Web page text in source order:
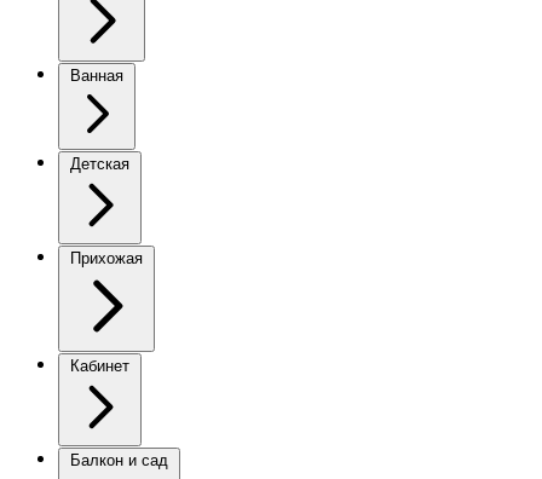
Ванная
Детская
Прихожая
Кабинет
Балкон и сад